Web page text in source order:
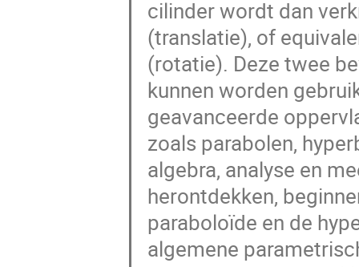
cilinder wordt dan
(translatie), of
(rotatie). Deze twee
kunnen worden
geavanceerde
zoals parabolen,
algebra, analyse en
herontdekken,
paraboloïde en de
algemene